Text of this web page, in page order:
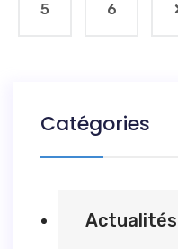
5 6
Catégories
Actualités